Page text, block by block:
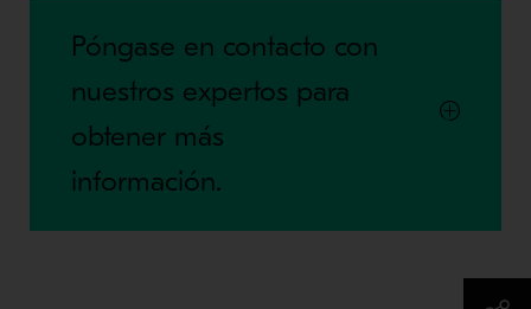
Póngase en contacto con
nuestros expertos para
obtener más
información.